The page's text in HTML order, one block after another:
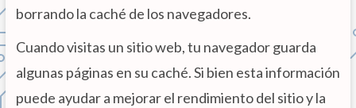
borrando la caché de los navegadores.
Cuando visitas un sitio web, tu navegador guarda
algunas páginas en su caché. Si bien esta información
puede ayudar a mejorar el rendimiento del sitio y la